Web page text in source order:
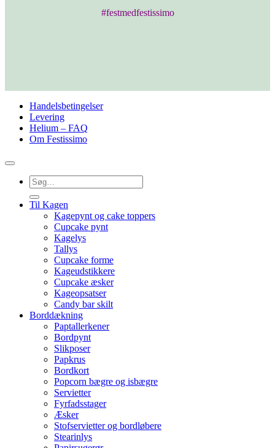
#festmedfestissimo
Handelsbetingelser
Levering
Helium – FAQ
Om Festissimo
Søg
efter:
Til Kagen
Kagepynt og cake toppers
Cupcake pynt
Kagelys
Tallys
Cupcake forme
Kageudstikkere
Cupcake æsker
Kageopsatser
Candy bar skilt
Borddækning
Paptallerkener
Bordpynt
Slikposer
Papkrus
Bordkort
Popcorn bægre og isbægre
Servietter
Fyrfadsstager
Æsker
Stofservietter og bordløbere
Stearinlys